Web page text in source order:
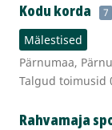
Kodu korda 7
Mälestised
Pärnumaa, Pärnu
Talgud toimusid
Rahvamaja